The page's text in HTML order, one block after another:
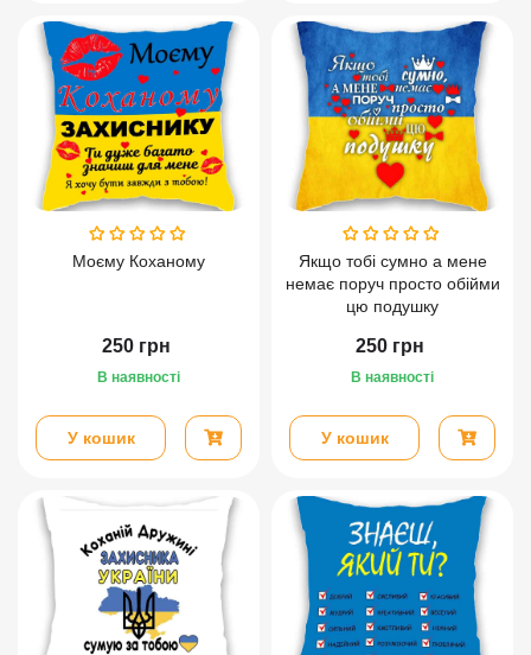
Моєму Коханому
250 грн
В наявності
У кошик
Якщо тобі сумно а мене
немає поруч просто обійми
цю подушку
250 грн
В наявності
У кошик